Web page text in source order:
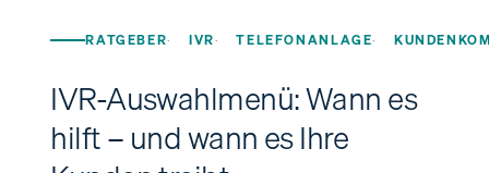
RATGEBER IVR TELEFONANLAGE
IVR-Auswahlmenü: Wann es
hilft – und wann es Ihre